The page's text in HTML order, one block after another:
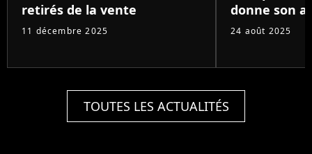
retirés de la vente
11 décembre 2025
donne son
24 août 2025
TOUTES LES ACTUALITÉS